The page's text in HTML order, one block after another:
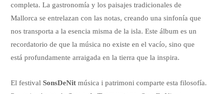
completa. La gastronomía y los paisajes tradicionales de
Mallorca se entrelazan con las notas, creando una sinfonía que
nos transporta a la esencia misma de la isla. Este álbum es un
recordatorio de que la música no existe en el vacío, sino que
está profundamente arraigada en la tierra que la inspira.
El festivalSonsDeNit música i patrimoni comparte esta filosofía.